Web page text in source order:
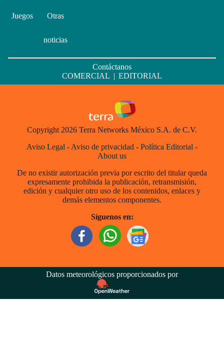
Juegos Otras
noticias
Contáctanos
COMERCIAL | EDITORIAL
Copyright 2026 Terra Networks México S.A. de C.V.
Aviso Legal - Aviso de privacidad - Política Editorial -
About us
De no existir autorización previa por escrito del titular queda
expresamente prohibida la publicación, retransmisión,
edición y cualquier otro uso de los contenidos, enlaces y
demás elementos componentes.
Síguenos en:
Datos meteorológicos proporcionados por